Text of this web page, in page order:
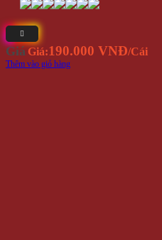
Giá Giá:190.000 VNĐ/Cái
Thêm vào giỏ hàng